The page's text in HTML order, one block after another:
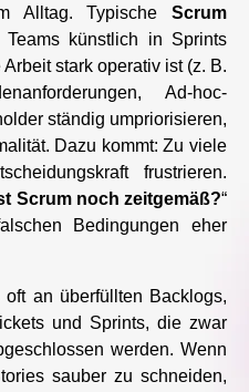
Alltag. Typische Scrum
Teams künstlich in Sprints
stark operativ ist (z. B.
Ad-hoc-
ständig umpriorisieren,
Dazu kommt: Zu viele
frustrieren.
Scrum noch zeitgemäß?“
Bedingungen eher
an überfüllten Backlogs,
und Sprints, die zwar
werden. Wenn
sauber zu schneiden,